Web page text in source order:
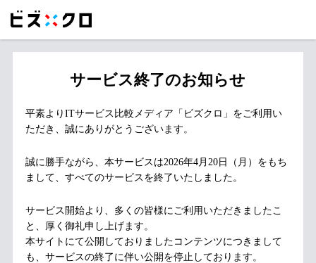
サービス終了のお知らせ
平素よりITサービス比較メディア「ビズクロ」をご利用い
ただき、誠にありがとうございます。
誠に勝手ながら、本サービスは2026年4月20日（月）をもち
まして、すべてのサービスを終了いたしました。
サービス開始より、多くの皆様にご利用いただきましたこ
と、厚く御礼申し上げます。
本サイトにて公開しておりましたコンテンツにつきまして
も、サービスの終了に伴い公開を停止しております。